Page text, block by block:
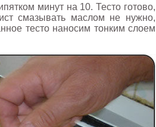
минут на 10. Тесто готово,
смазывать маслом не нужно,
тесто наносим тонким слоем